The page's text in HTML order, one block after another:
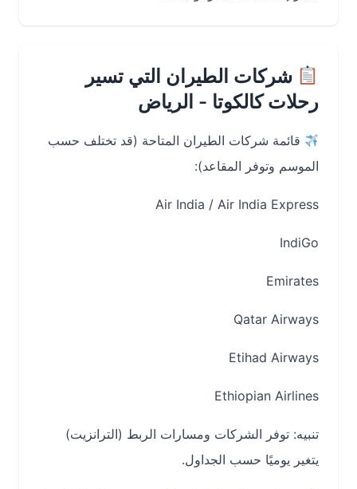
شركات الطيران التي تسير
رحلات كالكوتا - الرياض
قائمة شركات الطيران المتاحة (قد تختلف حسب
الموسم وتوفر المقاعد):
Air India / Air India Express
IndiGo
Emirates
Qatar Airways
Etihad Airways
Ethiopian Airlines
تنبيه: توفر الشركات ومسارات الربط (الترانزيت)
يتغير يوميًا حسب الجداول.